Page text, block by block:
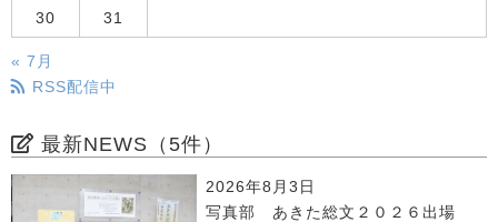
30 31
« 7月
RSS配信中
最新NEWS（5件）
2026年8月3日
写真部 あきた総文２０２６出場